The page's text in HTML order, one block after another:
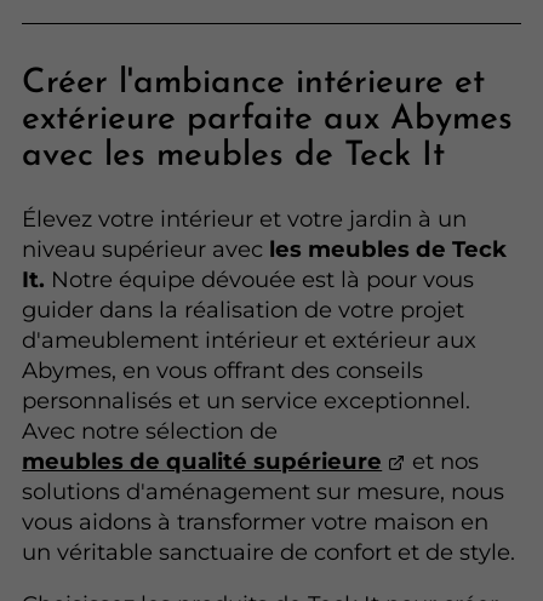
Créer l'ambiance intérieure et
extérieure parfaite aux Abymes
avec les meubles de Teck It
Élevez votre intérieur et votre jardin à un
niveau supérieur avec les meubles de Teck
It. Notre équipe dévouée est là pour vous
guider dans la réalisation de votre projet
d'ameublement intérieur et extérieur aux
Abymes, en vous offrant des conseils
personnalisés et un service exceptionnel.
Avec notre sélection de
meubles de qualité supérieure
et nos
solutions d'aménagement sur mesure, nous
vous aidons à transformer votre maison en
un véritable sanctuaire de confort et de style.